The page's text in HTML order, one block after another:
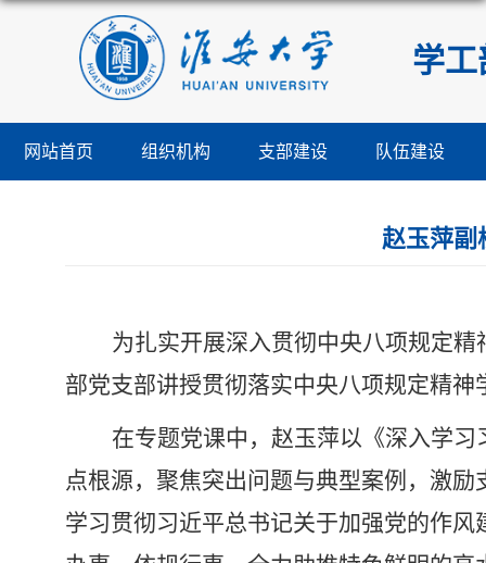
学工
网站首页 组织机构 支部建设 队伍建设
赵玉萍副
为扎实开展深入贯彻中央八项规定
部党支部讲授贯彻落实中央八项规定精神
在专题党课中，赵玉萍以《深入学
点根源，聚焦突出问题与典型案例，激励
学习贯彻习近平总书记关于加强党的作风